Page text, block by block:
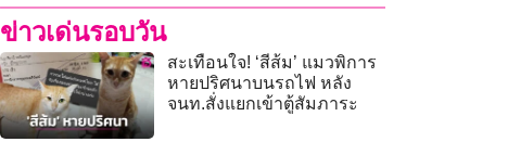
ข่าวเด่นรอบวัน
สะเทือนใจ! ‘สีส้ม’ แมวพิการ
หายปริศนาบนรถไฟ หลัง
จนท.สั่งแยกเข้าตู้สัมภาระ